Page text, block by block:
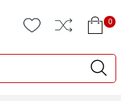
0